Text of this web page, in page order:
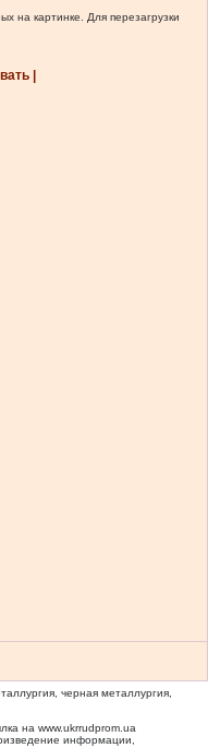
на картинке. Для перезагрузки
|
черная металлургия,
на www.ukrrudprom.ua
информации,